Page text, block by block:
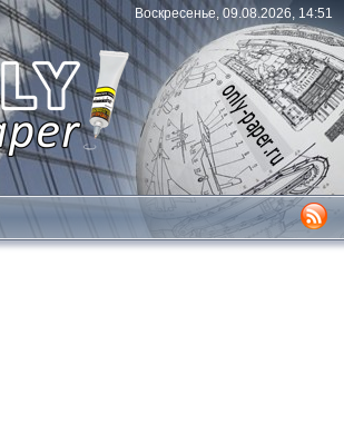
Воскресенье, 09.08.2026, 14:51